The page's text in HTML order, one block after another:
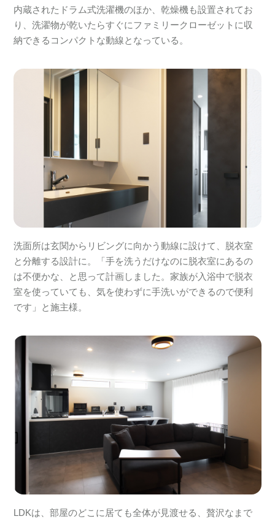
内蔵されたドラム式洗濯機のほか、乾燥機も設置されてお
り、洗濯物が乾いたらすぐにファミリークローゼットに収
納できるコンパクトな動線となっている。
洗面所は玄関からリビングに向かう動線に設けて、脱衣室
と分離する設計に。「手を洗うだけなのに脱衣室にあるの
は不便かな、と思って計画しました。家族が入浴中で脱衣
室を使っていても、気を使わずに手洗いができるので便利
です」と施主様。
LDKは、部屋のどこに居ても全体が見渡せる、贅沢なまで